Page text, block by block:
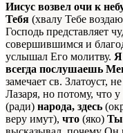
Иисус возвел очи к
Тебя (хвалу Тебе
Господь представляет
совершившимся и
услышал Его молитву. Я
всегда послушаешь
замечает св. Златоуст,
Лазаря, но потому, что
(ради) народа, здесь
веру имут), что (яко) Ты